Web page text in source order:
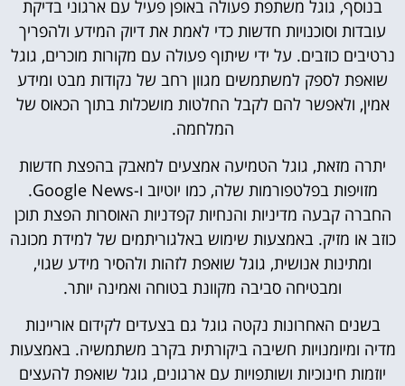
בנוסף, גוגל משתפת פעולה באופן פעיל עם ארגוני בדיקת
עובדות וסוכנויות חדשות כדי לאמת את דיוק המידע ולהפריך
נרטיבים כוזבים. על ידי שיתוף פעולה עם מקורות מוכרים, גוגל
שואפת לספק למשתמשים מגוון רחב של נקודות מבט ומידע
אמין, ולאפשר להם לקבל החלטות מושכלות בתוך הכאוס של
המלחמה.
יתרה מזאת, גוגל הטמיעה אמצעים למאבק בהפצת חדשות
מזויפות בפלטפורמות שלה, כמו יוטיוב ו-Google News.
החברה קבעה מדיניות והנחיות קפדניות האוסרות הפצת תוכן
כוזב או מזיק. באמצעות שימוש באלגוריתמים של למידת מכונה
ומתינות אנושית, גוגל שואפת לזהות ולהסיר מידע שגוי,
ומבטיחה סביבה מקוונת בטוחה ואמינה יותר.
בשנים האחרונות נקטה גוגל גם בצעדים לקידום אוריינות
מדיה ומיומנויות חשיבה ביקורתית בקרב משתמשיה. באמצעות
יוזמות חינוכיות ושותפויות עם ארגונים, גוגל שואפת להעצים